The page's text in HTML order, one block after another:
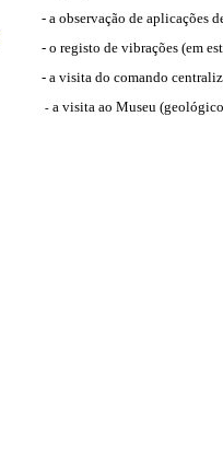
- a observação de aplicações
- o registo de vibrações (em
- a visita do comando
- a visita ao Museu